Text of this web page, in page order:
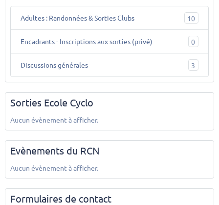
Adultes : Randonnées & Sorties Clubs 10
Encadrants - Inscriptions aux sorties (privé) 0
Discussions générales 3
Sorties Ecole Cyclo
Aucun évènement à afficher.
Evènements du RCN
Aucun évènement à afficher.
Formulaires de contact